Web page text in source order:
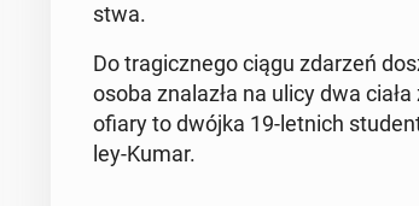
stwa.
Do tra­gicz­ne­go ciągu zdarzeń
osoba zna­la­zła na ulicy dwa
ofiary to dwójka 19-letnich
ley-Kumar.